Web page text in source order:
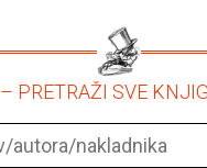
– PRETRAŽI SVE